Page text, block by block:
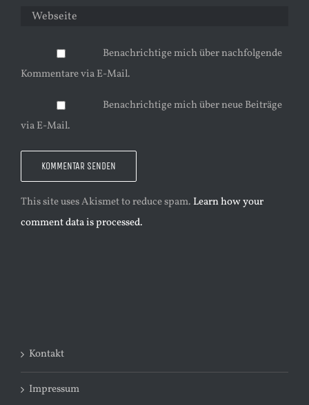
Benachrichtige mich über nachfolgende
Kommentare via E-Mail.
Benachrichtige mich über neue Beiträge
via E-Mail.
This site uses Akismet to reduce spam. Learn how your
comment data is processed.
Kontakt
Impressum